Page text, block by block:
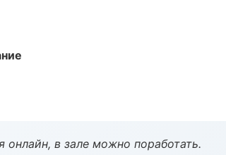
в зале можно поработать.